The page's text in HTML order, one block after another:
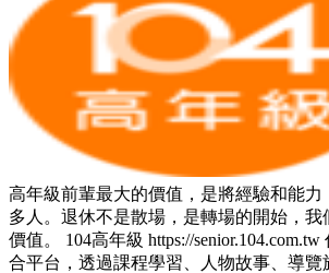
高年級前輩最大的價值，是將經驗和能力
多人。退休不是散場，是轉場的開始，我
價值。 104高年級 https://
合平台，透過課程學習、人物故事、導覽